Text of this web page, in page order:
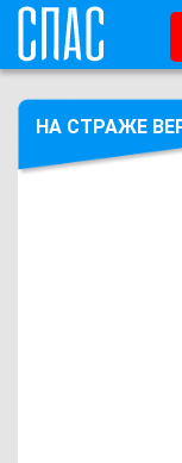
НА СТРАЖЕ